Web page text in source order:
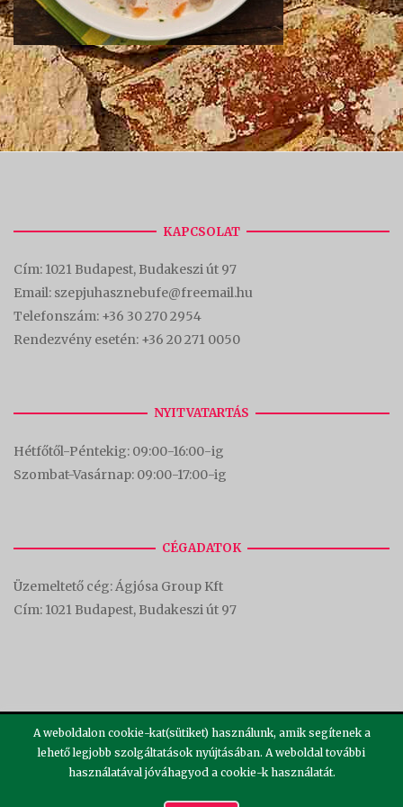
KAPCSOLAT
Cím: 1021 Budapest, Budakeszi út 97
Email: szepjuhasznebufe@freemail.hu
Telefonszám: +36 30 270 2954
Rendezvény esetén: +36 20 271 0050
NYITVATARTÁS
Hétfőtől-Péntekig: 09:00-16:00-ig
Szombat-Vasárnap: 09:00-17:00-ig
CÉGADATOK
Üzemeltető cég: Ágjósa Group Kft
Cím: 1021 Budapest, Budakeszi út 97
Theme bySiteOrigin
A weboldalon cookie-kat(sütiket) használunk, amik segítenek a
lehető legjobb szolgáltatások nyújtásában. A weboldal további
használatával jóváhagyod a cookie-k használatát.